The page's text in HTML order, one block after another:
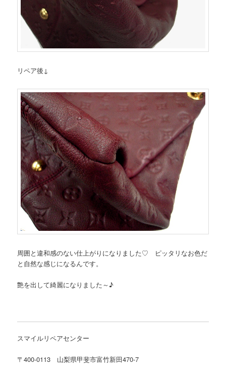
リペア後↓
周囲と違和感のない仕上がりになりました♡ ピッタリなお色だ
と自然な感じになるんです。
艶を出して綺麗になりました～♪
スマイルリペアセンター
〒400-0113 山梨県甲斐市富竹新田470-7